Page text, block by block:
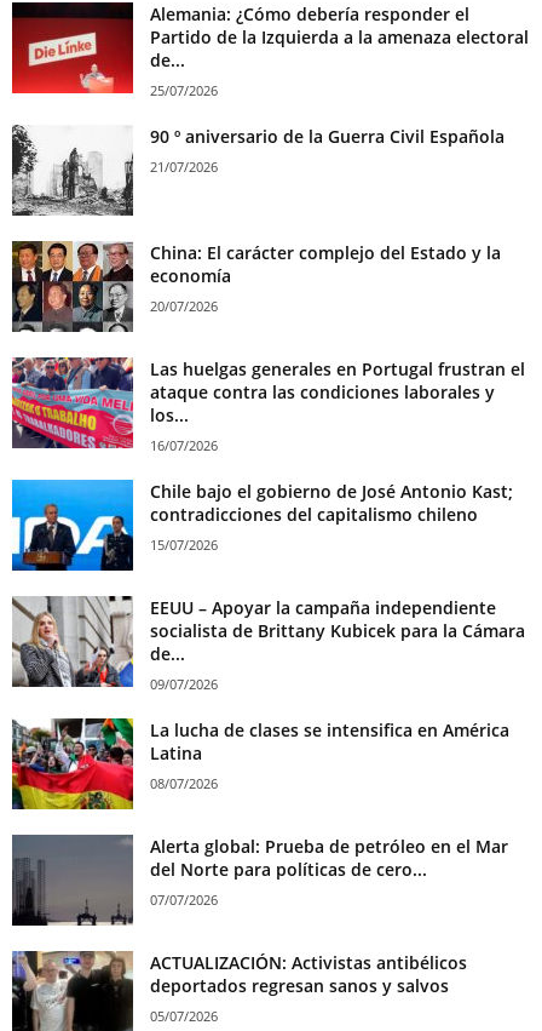
Alemania: ¿Cómo debería responder el
Partido de la Izquierda a la amenaza electoral
de...
25/07/2026
90 º aniversario de la Guerra Civil Española
21/07/2026
China: El carácter complejo del Estado y la
economía
20/07/2026
Las huelgas generales en Portugal frustran el
ataque contra las condiciones laborales y
los...
16/07/2026
Chile bajo el gobierno de José Antonio Kast;
contradicciones del capitalismo chileno
15/07/2026
EEUU – Apoyar la campaña independiente
socialista de Brittany Kubicek para la Cámara
de...
09/07/2026
La lucha de clases se intensifica en América
Latina
08/07/2026
Alerta global: Prueba de petróleo en el Mar
del Norte para políticas de cero...
07/07/2026
ACTUALIZACIÓN: Activistas antibélicos
deportados regresan sanos y salvos
05/07/2026